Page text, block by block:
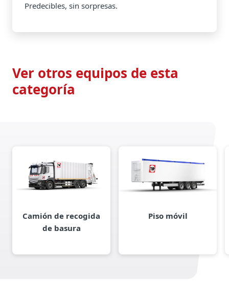
Predecibles, sin sorpresas.
Ver otros equipos de esta
categoría
Camión de recogida
de basura
Piso móvil